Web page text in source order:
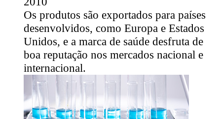
Os produtos são exportados para países
desenvolvidos, como Europa e Estados
Unidos, e a marca de saúde desfruta de
boa reputação nos mercados nacional e
internacional.